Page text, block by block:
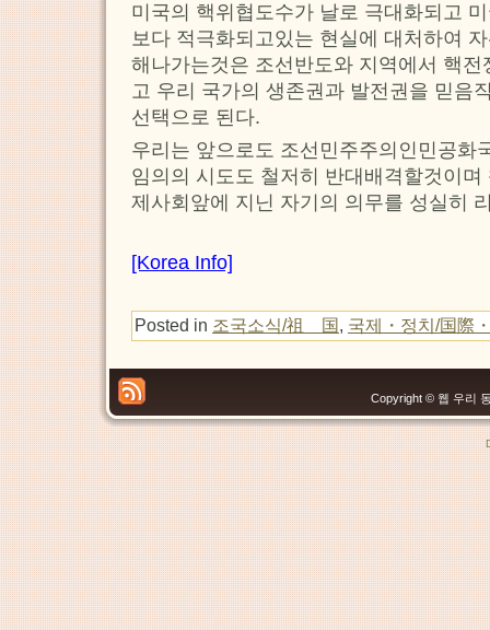
미국의 핵위협도수가 날로 극대화되고
보다 적극화되고있는 현실에 대처하여
해나가는것은 조선반도와 지역에서 핵
고 우리 국가의 생존권과 발전권을 믿음
선택으로 된다.
우리는 앞으로도 조선민주주의인민공화
임의의 시도도 철저히 반대배격할것이
제사회앞에 지닌 자기의 의무를 성실히
[Korea Info]
Posted in 조국소식/祖 国, 국제・정치/国際
Copyright © 웹 우리